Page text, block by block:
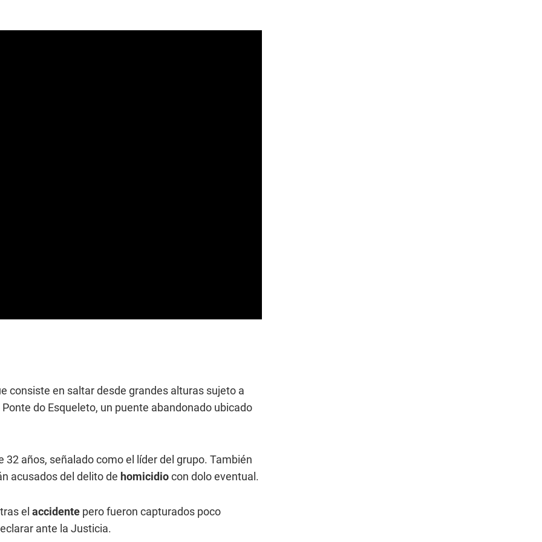
consiste en saltar desde grandes alturas sujeto a
do Esqueleto, un puente abandonado ubicado
años, señalado como el líder del grupo. También
acusados del delito de homicidiocon dolo eventual.
el accidente pero fueron capturados poco
ante la Justicia.